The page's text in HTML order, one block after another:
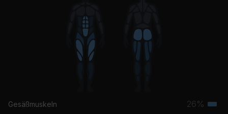
Gesäßmuskeln 26%